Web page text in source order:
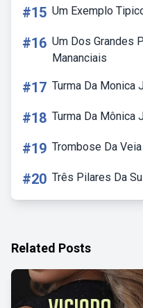
#15 Um Exemplo
#16 Um Dos Grandes
Mananciais
#17 Turma Da Monica
#18 Turma Da Mônica
#19 Trombose Da
#20 Três Pilares Da
Related Posts